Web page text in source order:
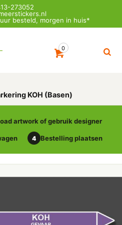
273052
besteld, morgen in huis*
0
KOH (Basen)
artwork of gebruik designer
4 Bestelling plaatsen